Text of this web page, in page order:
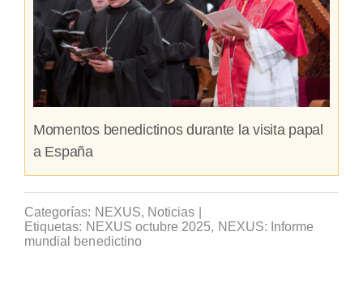
Momentos benedictinos durante la visita papal
a España
Categorías: NEXUS, Noticias
Etiquetas: NEXUS octubre 2025, NEXUS: Informe
mundial benedictino